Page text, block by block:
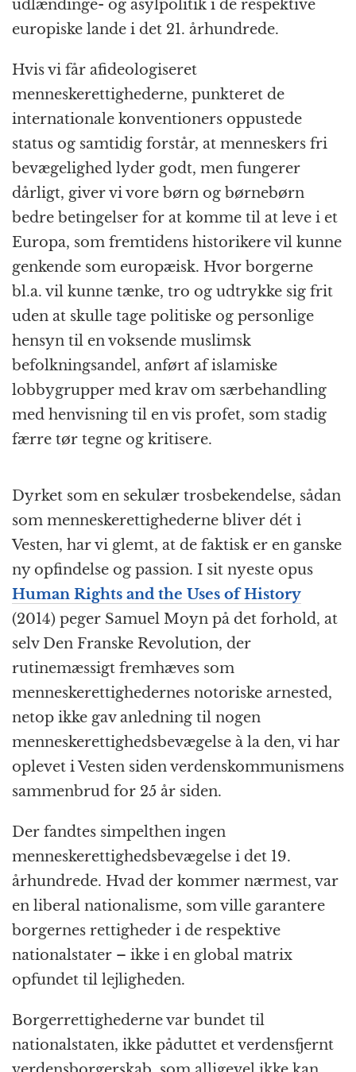
udlændinge- og asylpolitik i de respektive
europiske lande i det 21. århundrede.
Hvis vi får afideologiseret
menneskerettighederne, punkteret de
internationale konventioners oppustede
status og samtidig forstår, at menneskers fri
bevægelighed lyder godt, men fungerer
dårligt, giver vi vore børn og børnebørn
bedre betingelser for at komme til at leve i et
Europa, som fremtidens historikere vil kunne
genkende som europæisk. Hvor borgerne
bl.a. vil kunne tænke, tro og udtrykke sig frit
uden at skulle tage politiske og personlige
hensyn til en voksende muslimsk
befolkningsandel, anført af islamiske
lobbygrupper med krav om særbehandling
med henvisning til en vis profet, som stadig
færre tør tegne og kritisere.
Dyrket som en sekulær trosbekendelse, sådan
som menneskerettighederne bliver dét i
Vesten, har vi glemt, at de faktisk er en ganske
ny opfindelse og passion. I sit nyeste opus
Human Rights and the Uses of History
(2014) peger Samuel Moyn på det forhold, at
selv Den Franske Revolution, der
rutinemæssigt fremhæves som
menneskerettighedernes notoriske arnested,
netop ikke gav anledning til nogen
menneskerettighedsbevægelse à la den, vi har
oplevet i Vesten siden verdenskommunismens
sammenbrud for 25 år siden.
Der fandtes simpelthen ingen
menneskerettighedsbevægelse i det 19.
århundrede. Hvad der kommer nærmest, var
en liberal nationalisme, som ville garantere
borgernes rettigheder i de respektive
nationalstater – ikke i en global matrix
opfundet til lejligheden.
Borgerrettighederne var bundet til
nationalstaten, ikke påduttet et verdensfjernt